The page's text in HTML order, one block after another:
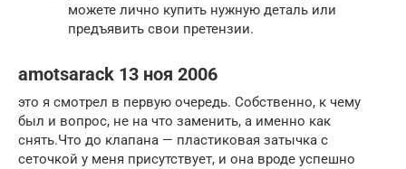
можете лично купить нужную деталь или
предъявить свои претензии.
amotsarack 13 ноя 2006
это я смотрел в первую очередь. Собственно, к чему
был и вопрос, не на что заменить, а именно как
снять.Что до клапана — пластиковая затычка с
сеточкой у меня присутствует, и она вроде успешно